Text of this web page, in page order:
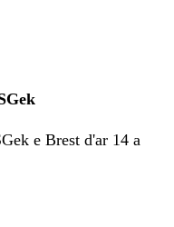
e Brest d'ar 14 a